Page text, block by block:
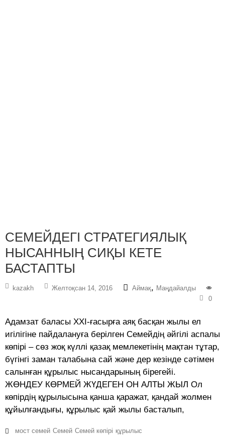
СЕМЕЙДЕГІ СТРАТЕГИЯЛЫҚ
НЫСАННЫҢ СИҚЫ КЕТЕ
БАСТАПТЫ
kazakh Желтоқсан 14, 2016 Аймақ, Маңдайалды
0
Адамзат баласы ХХІ-ғасырға аяқ басқан жылы ел
игілігіне пайдалануға берілген Семейдің әйгілі аспалы
көпірі – сөз жоқ күллі қазақ мемлекетінің мақтан тұтар,
бүгінгі заман талабына сай және дер кезінде сәтімен
салынған құрылыс нысандарының бірегейі.
ЖӨНДЕУ КӨРМЕЙ ЖҮДЕГЕН ОН АЛТЫ ЖЫЛ Ол
көпірдің құрылысына қанша қаражат, қандай жолмен
құйылғандығы, құрылыс қай жылы басталып,
мост семей Семей Семей көпірі құрылыс